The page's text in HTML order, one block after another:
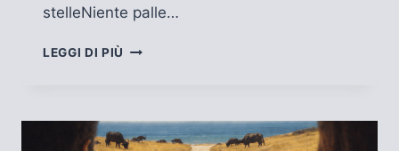
stelleNiente palle…
LEGGI DI PIÙ
NULLA